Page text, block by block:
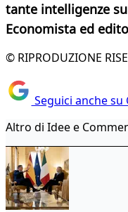
tante intelligenze
Economista ed
© RIPRODUZIONE
Seguici anche
Altro di Idee e